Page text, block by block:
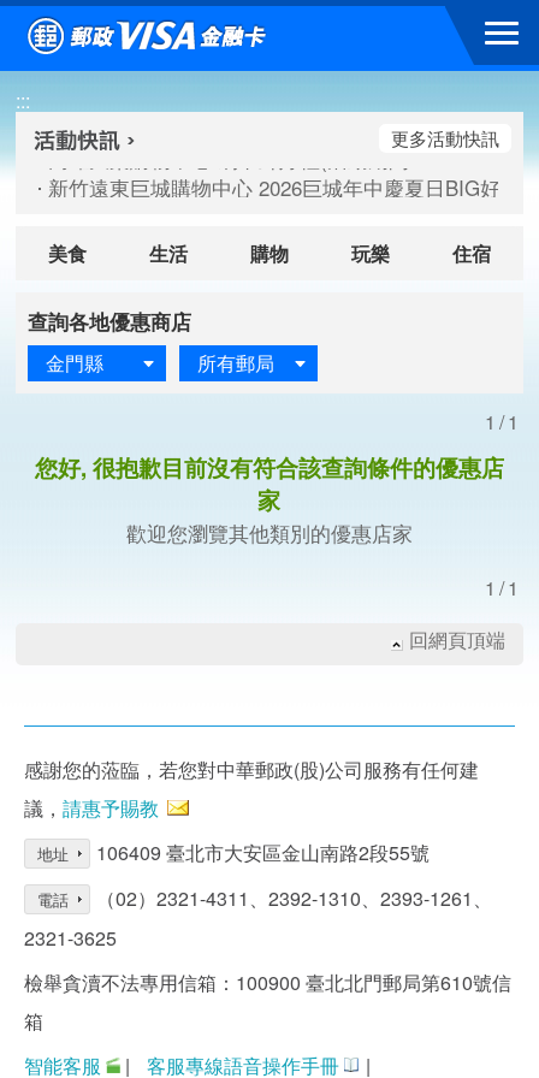
跳到主要內容區塊
:::
高雄大樂購物中心 刷卡郵好禮(活動期間：115/08/07-
臺北三創生活 有點東西第2波 刷卡郵好禮(活動期間：
高雄大樂購物中心 刷卡郵好禮(活動期間：115/08/07-
新竹遠東巨城購物中心 2026巨城年中慶夏日BIG好刷(
更多活動快訊
美食 生活 購物 玩樂 住宿
查詢各地優惠商店
金門縣 所有郵局
1/1
您好, 很抱歉目前沒有符合該查詢條件的優惠店
家
歡迎您瀏覽其他類別的優惠店家
1/1
回網頁頂端
感謝您的蒞臨，若您對中華郵政(股)公司服務有任何建
議， 請惠予賜教
地址 106409 臺北市大安區金山南路2段55號
電話
（02）2321-4311、2392-1310、2393-1261、
2321-3625
檢舉貪瀆不法專用信箱：100900 臺北北門郵局第610號信
箱
智能客服
| 客服專線語音操作手冊 |